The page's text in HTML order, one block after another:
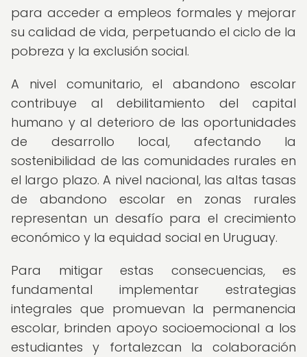
para acceder a empleos formales y mejorar
su calidad de vida, perpetuando el ciclo de la
pobreza y la exclusión social.
A nivel comunitario, el abandono escolar
contribuye al debilitamiento del capital
humano y al deterioro de las oportunidades
de desarrollo local, afectando la
sostenibilidad de las comunidades rurales en
el largo plazo. A nivel nacional, las altas tasas
de abandono escolar en zonas rurales
representan un desafío para el crecimiento
económico y la equidad social en Uruguay.
Para mitigar estas consecuencias, es
fundamental implementar estrategias
integrales que promuevan la permanencia
escolar, brinden apoyo socioemocional a los
estudiantes y fortalezcan la colaboración